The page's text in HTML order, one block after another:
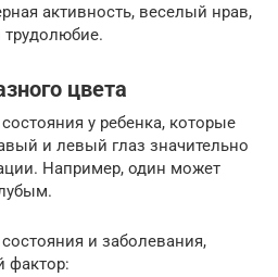
активность, веселый нрав,
трудолюбие.
цвета
у ребенка, которые
и левый глаз значительно
Например, один может
и заболевания,
фактор: